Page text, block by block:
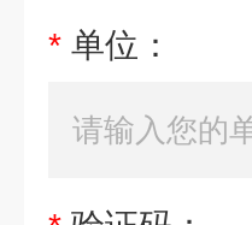
* 单位：